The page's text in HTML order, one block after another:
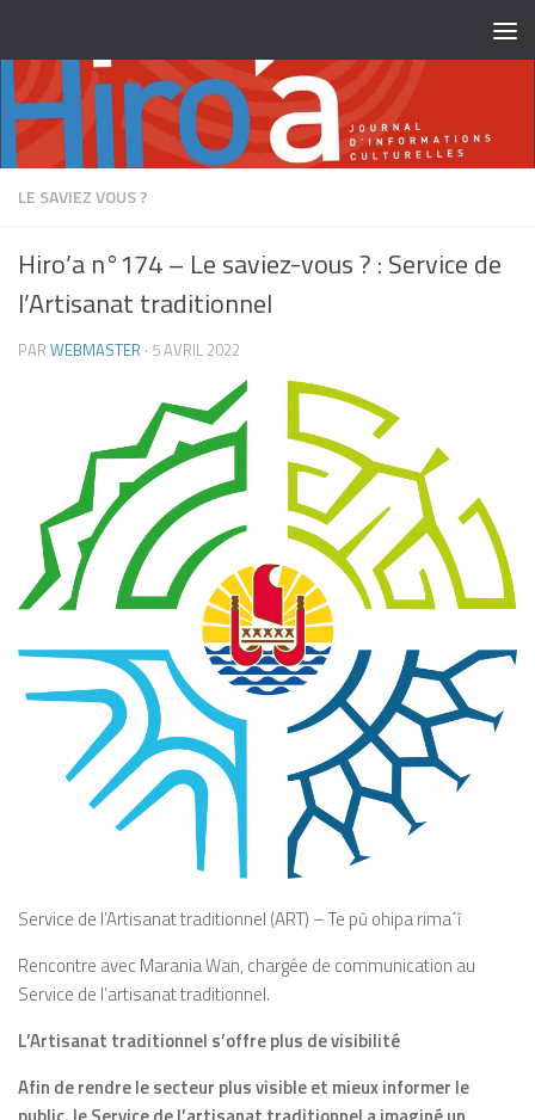
LE SAVIEZ VOUS ?
Hiro’a n°174 – Le saviez-vous ? : Service de
l’Artisanat traditionnel
PAR WEBMASTER · 5 AVRIL 2022
Service de l’Artisanat traditionnel (ART) – Te pū ohipa rima΄ī
Rencontre avec Marania Wan, chargée de communication au
Service de l’artisanat traditionnel.
L’Artisanat traditionnel s’offre plus de visibilité
Afin de rendre le secteur plus visible et mieux informer le